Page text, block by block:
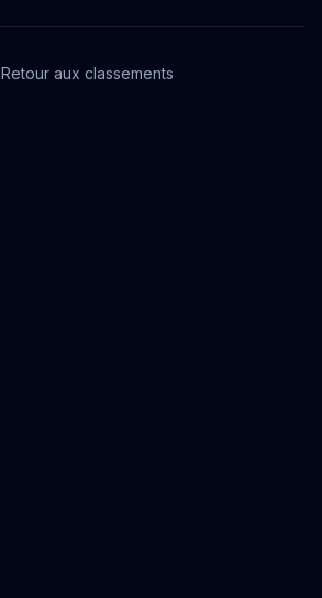
Retour aux classements